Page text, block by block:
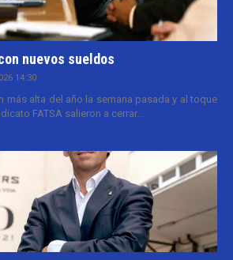
nuevos sueldos
14:30
más alta del año la semana pasada y al toque
FATSA salieron a cerrar...